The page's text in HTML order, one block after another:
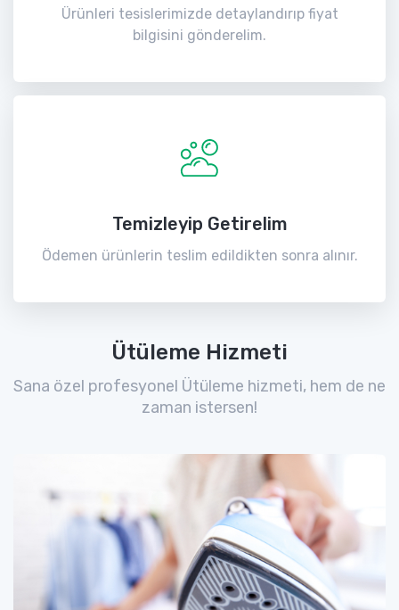
Ürünleri tesislerimizde detaylandırıp fiyat
bilgisini gönderelim.
Temizleyip Getirelim
Ödemen ürünlerin teslim edildikten sonra alınır.
Ütüleme Hizmeti
Sana özel profesyonel Ütüleme hizmeti, hem de ne
zaman istersen!